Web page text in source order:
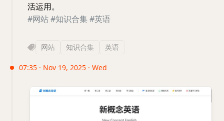
活运用。
#网站#知识合集#英语
网站 知识合集 英语
07:35 · Nov 19, 2025 · Wed